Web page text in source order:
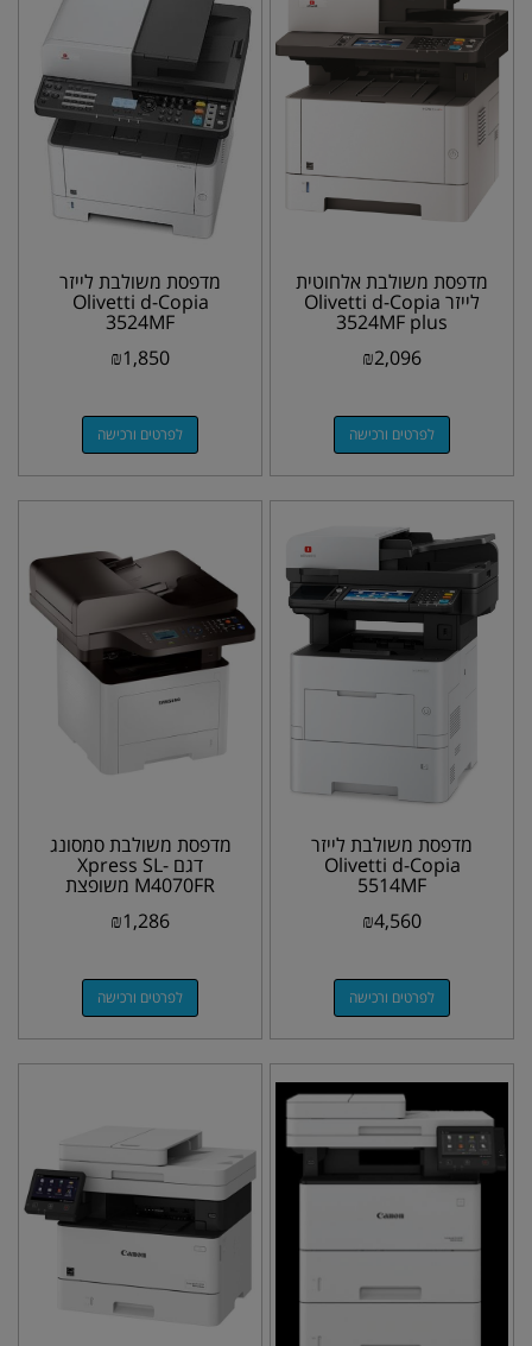
מדפסת משולבת אלחוטית
‏לייזר Olivetti d-Copia
3524MF plus
₪2,096
לפרטים ורכישה
מדפסת משולבת ‏לייזר
Olivetti d-Copia
3524MF
₪1,850
לפרטים ורכישה
מדפסת משולבת ‏לייזר
Olivetti d-Copia
5514MF
₪4,560
לפרטים ורכישה
מדפסת משולבת סמסונג
דגם Xpress SL-
M4070FR משופצת
₪1,286
לפרטים ורכישה